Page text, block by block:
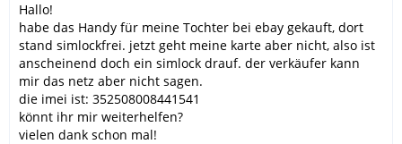
Hallo!
habe das Handy für meine Tochter bei ebay gekauft, dort
stand simlockfrei. jetzt geht meine karte aber nicht, also ist
anscheinend doch ein simlock drauf. der verkäufer kann
mir das netz aber nicht sagen.
die imei ist: 352508008441541
könnt ihr mir weiterhelfen?
vielen dank schon mal!